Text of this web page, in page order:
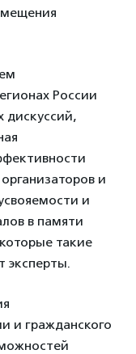
России
дискуссий,
и
и
в памяти
такие
эксперты.
и гражданского